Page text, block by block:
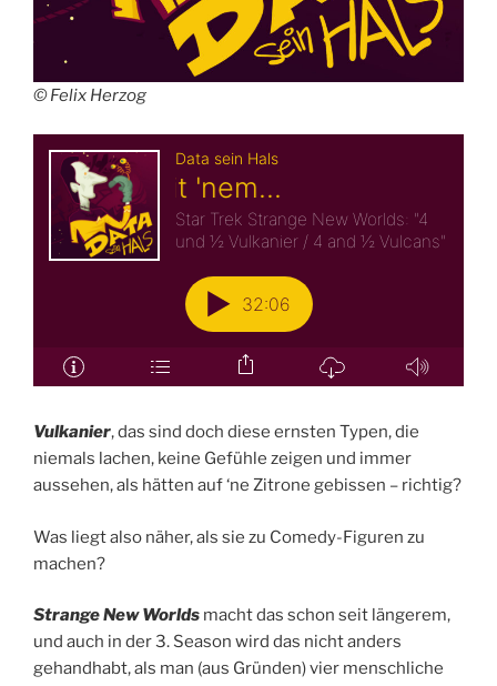
© Felix Herzog
Vulkanier, das sind doch diese ernsten Typen, die
niemals lachen, keine Gefühle zeigen und immer
aussehen, als hätten auf ‘ne Zitrone gebissen – richtig?
Was liegt also näher, als sie zu Comedy-Figuren zu
machen?
Strange New Worlds macht das schon seit längerem,
und auch in der 3. Season wird das nicht anders
gehandhabt, als man (aus Gründen) vier menschliche